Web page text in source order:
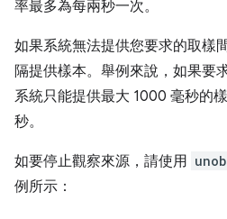
率最多為每兩秒一次。
如果系統無法提供您要求的取樣
隔提供樣本。舉例來說，如果要
系統只能提供最大 1000 毫秒的
秒。
如要停止觀察來源，請使用
例所示：